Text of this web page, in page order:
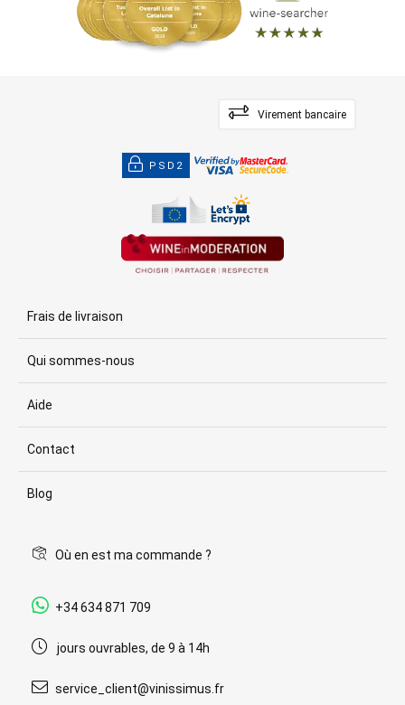
Virement bancaire
PSD2
Frais de livraison
Qui sommes-nous
Aide
Contact
Blog
Où en est ma commande ?
+34 634 871 709
jours ouvrables, de 9 à 14h
service_client@vinissimus.fr